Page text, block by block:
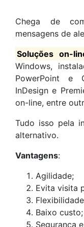
Chega de
mensagens de
Soluções on-
Windows,
PowerPoint e
InDesign e
on-line, entre
Tudo isso pela
alternativo.
Vantagens:
Agilidade;
Evita visita
Baixo custo;
Segurança